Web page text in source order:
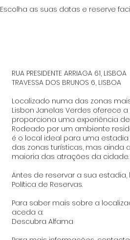
Escolha as suas datas e reserve
RUA PRESIDENTE ARRIAGA 61, LISBOA
TRAVESSA DOS BRUNOS 6, LISBOA
Localizado numa das zonas
Lisbon Janelas Verdes oferece
proporciona uma experiência
Rodeado por um ambiente
é o local ideal para uma
das zonas turísticas, mas ainda
maioria das atrações da cidade.
Antes de reservar a sua
Política de Reservas.
Para saber mais sobre a
aceda a:
Descubra Alfama